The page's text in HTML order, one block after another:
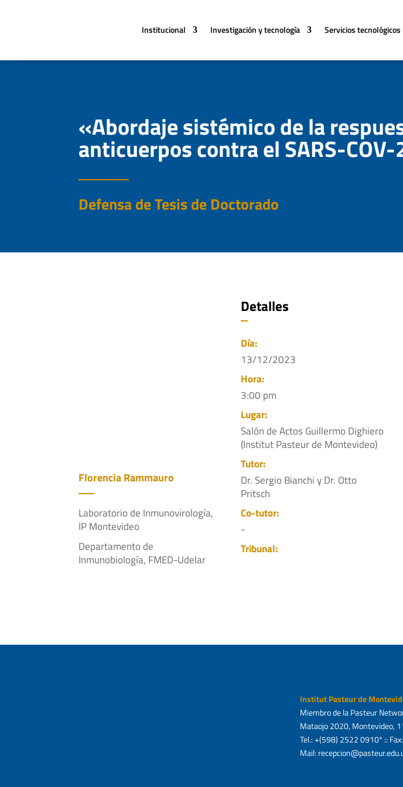
Institucional Investigación y tecnología Servicios tecnológicos
«Abordaje sistémico de la
anticuerpos contra el SARS-
Defensa de Tesis de Doctorado
Florencia Rammauro
Laboratorio de Inmunovirología,
IP Montevideo
Departamento de
Inmunobiología, FMED-Udelar
Detalles
Día:
13/12/2023
Hora:
3:00 pm
Lugar:
Salón de Actos Guillermo Dighiero
(Institut Pasteur de Montevideo)
Tutor:
Dr. Sergio Bianchi y Dr. Otto
Pritsch
Co-tutor:
-
Tribunal:
Institut Pasteur de
Miembro de la Pasteur
Mataojo 2020, Montevideo,
Tel.: +(598) 2522 0910* ::
Mail: